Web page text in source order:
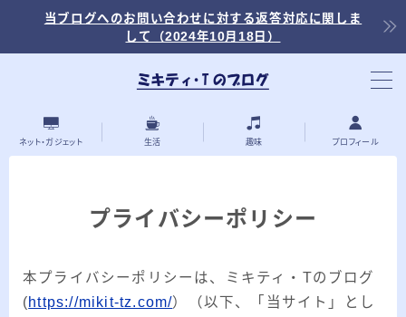
当ブログへのお問い合わせに対する返答対応に関しま
して（2024年10月18日）
最近の投稿
「浅羽ビオトープ」で野鳥観察 ～2026年
3月～
2026.03.30
ネット・ガジェット 生活 趣味 プロフィール
プライバシーポリシー
本プライバシーポリシーは、ミキティ・Tのブログ
(https://mikit-tz.com/）（以下、「当サイト」とし